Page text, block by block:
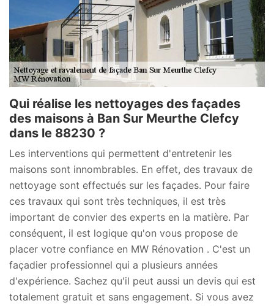
Qui réalise les nettoyages des façades
des maisons à Ban Sur Meurthe Clefcy
dans le 88230 ?
Les interventions qui permettent d'entretenir les
maisons sont innombrables. En effet, des travaux de
nettoyage sont effectués sur les façades. Pour faire
ces travaux qui sont très techniques, il est très
important de convier des experts en la matière. Par
conséquent, il est logique qu'on vous propose de
placer votre confiance en MW Rénovation . C'est un
façadier professionnel qui a plusieurs années
d'expérience. Sachez qu'il peut aussi un devis qui est
totalement gratuit et sans engagement. Si vous avez